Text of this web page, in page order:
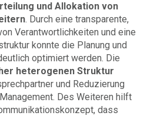
und Allokation von
. Durch eine transparente,
Verantwortlichkeiten und eine
konnte die Planung und
optimiert werden. Die
heterogenen Struktur
und Reduzierung
Des Weiteren hilft
dass